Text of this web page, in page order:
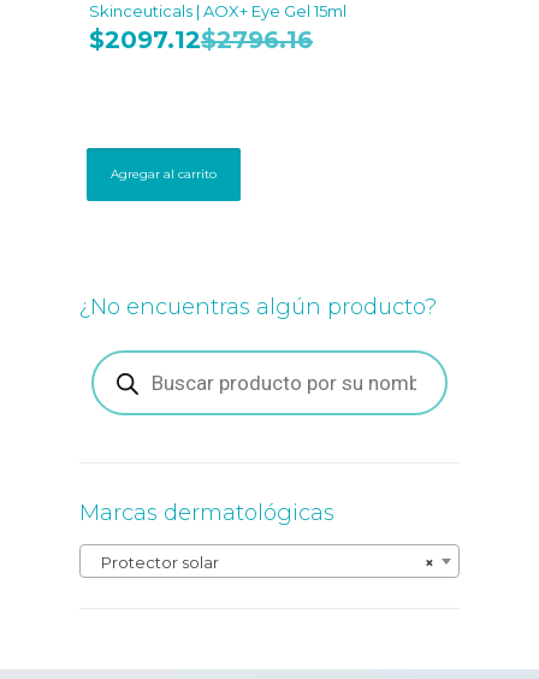
Skinceuticals | AOX+ Eye Gel 15ml
$2097.12$2796.16
Agregar al carrito
¿No encuentras algún producto?
Búsqueda
de
productos
Marcas dermatológicas
×
Protector solar